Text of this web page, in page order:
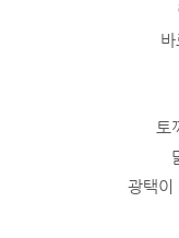
바
토
광택이